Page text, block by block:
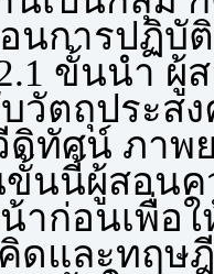
นการปฏิบั
ขั้นนำ ผู้
วัตถุประส
ดิทัศน์ ภา
ขั้นนี้ผู้สอน
าก่อนเพื่อ
ดและทฤษ